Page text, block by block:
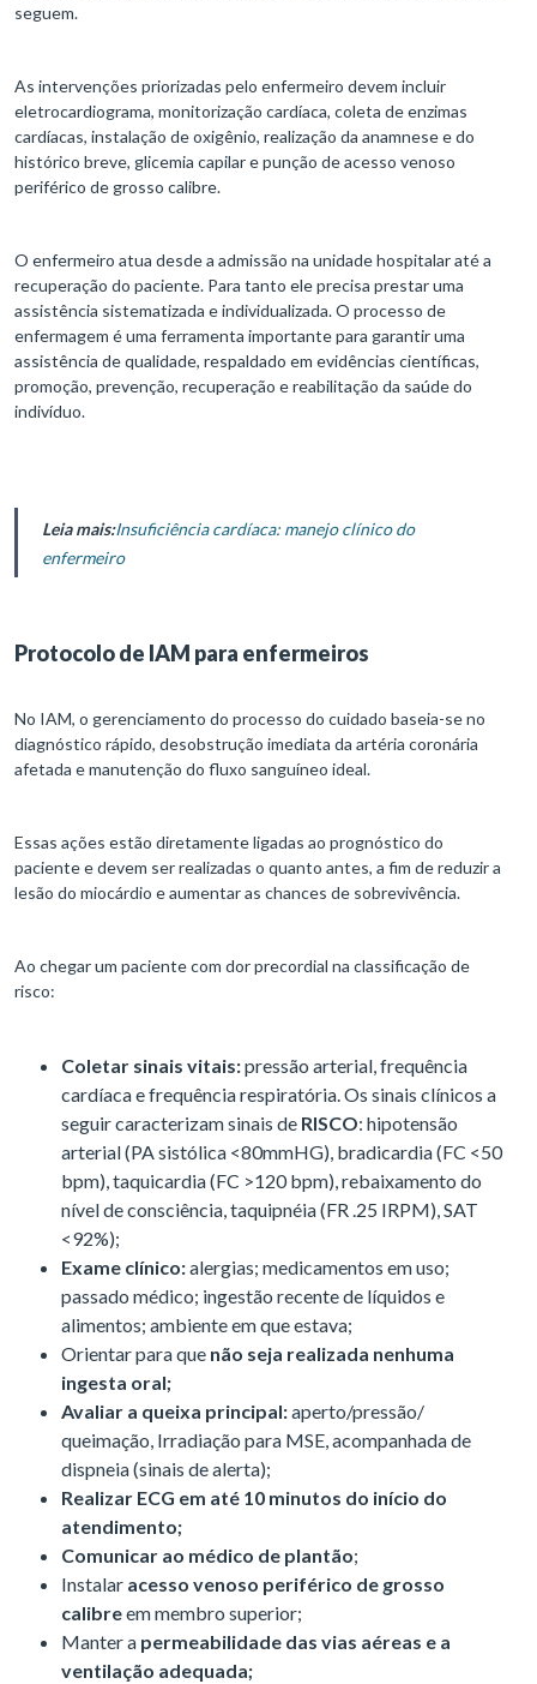
seguem.
As intervenções priorizadas pelo enfermeiro devem incluir
eletrocardiograma, monitorização cardíaca, coleta de enzimas
cardíacas, instalação de oxigênio, realização da anamnese e do
histórico breve, glicemia capilar e punção de acesso venoso
periférico de grosso calibre.
O enfermeiro atua desde a admissão na unidade hospitalar até a
recuperação do paciente. Para tanto ele precisa prestar uma
assistência sistematizada e individualizada. O processo de
enfermagem é uma ferramenta importante para garantir uma
assistência de qualidade, respaldado em evidências científicas,
promoção, prevenção, recuperação e reabilitação da saúde do
indivíduo.
Leia mais:Insuficiência cardíaca: manejo clínico do
enfermeiro
Protocolo de IAM para enfermeiros
No IAM, o gerenciamento do processo do cuidado baseia-se no
diagnóstico rápido, desobstrução imediata da artéria coronária
afetada e manutenção do fluxo sanguíneo ideal.
Essas ações estão diretamente ligadas ao prognóstico do
paciente e devem ser realizadas o quanto antes, a fim de reduzir a
lesão do miocárdio e aumentar as chances de sobrevivência.
Ao chegar um paciente com dor precordial na classificação de
risco:
Coletar sinais vitais:pressão arterial, frequência
cardíaca e frequência respiratória. Os sinais clínicos a
seguir caracterizam sinais de RISCO: hipotensão
arterial (PA sistólica <80mmHG), bradicardia (FC <50
bpm), taquicardia (FC >120 bpm), rebaixamento do
nível de consciência, taquipnéia (FR .25 IRPM), SAT
<92%);
Exame clínico:alergias; medicamentos em uso;
passado médico; ingestão recente de líquidos e
alimentos; ambiente em que estava;
Orientar para que não seja realizada nenhuma
ingesta oral;
Avaliar a queixa principal:aperto/pressão/
queimação, Irradiação para MSE, acompanhada de
dispneia (sinais de alerta);
Realizar ECG em até 10 minutos do início do
atendimento;
Comunicar ao médico de plantão;
Instalar acesso venoso periférico de grosso
calibreem membro superior;
Manter a permeabilidade das vias aéreas e a
ventilação adequada;